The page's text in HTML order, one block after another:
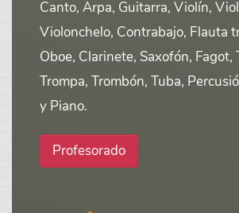
Canto, Arpa, Guitarra, Violín,
Violonchelo, Contrabajo, Flauta
Oboe, Clarinete, Saxofón, Fagot,
Trompa, Trombón, Tuba,
y Piano.
Profesorado